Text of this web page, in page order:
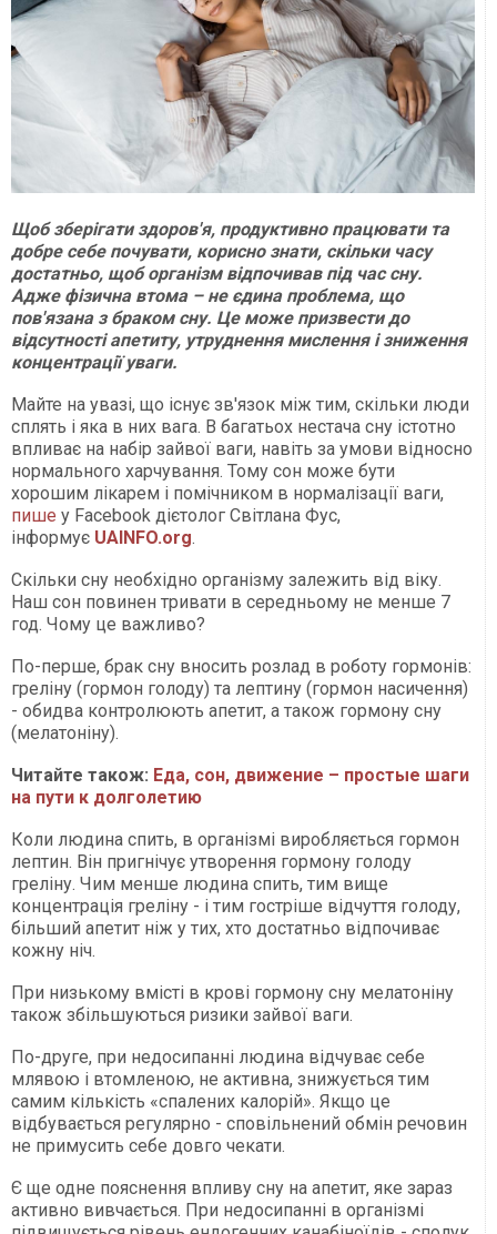
Щоб зберігати здоров'я, продуктивно працювати та
добре себе почувати, корисно знати, скільки часу
достатньо, щоб організм відпочивав під час сну.
Адже фізична втома – не єдина проблема, що
пов'язана з браком сну. Це може призвести до
відсутності апетиту, утруднення мислення і зниження
концентрації уваги.
Майте на увазі, що існує зв'язок між тим, скільки люди
сплять і яка в них вага. В багатьох нестача сну істотно
впливає на набір зайвої ваги, навіть за умови відносно
нормального харчування. Тому сон може бути
хорошим лікарем і помічником в нормалізації ваги,
пише у Facebook дієтолог Світлана Фус,
інформує UAINFO.org.
Скільки сну необхідно організму залежить від віку.
Наш сон повинен тривати в середньому не менше 7
год. Чому це важливо?
По-перше, брак сну вносить розлад в роботу гормонів:
греліну (гормон голоду) та лептину (гормон насичення)
- обидва контролюють апетит, а також гормону сну
(мелатоніну).
Читайте також: Еда, сон, движение – простые шаги
на пути к долголетию
Коли людина спить, в організмі виробляється гормон
лептин. Він пригнічує утворення гормону голоду
греліну. Чим менше людина спить, тим вище
концентрація греліну - і тим гостріше відчуття голоду,
більший апетит ніж у тих, хто достатньо відпочиває
кожну ніч.
При низькому вмісті в крові гормону сну мелатоніну
також збільшуються ризики зайвої ваги.
По-друге, при недосипанні людина відчуває себе
млявою і втомленою, не активна, знижується тим
самим кількість «спалених калорій». Якщо це
відбувається регулярно - сповільнений обмін речовин
не примусить себе довго чекати.
Є ще одне пояснення впливу сну на апетит, яке зараз
активно вивчається. При недосипанні в організмі